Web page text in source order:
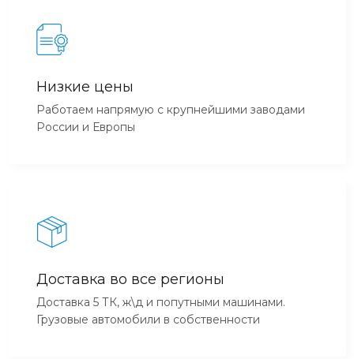
Низкие цены
Работаем напрямую с крупнейшими заводами
России и Европы
Доставка во все регионы
Доставка 5 ТК, ж\д и попутными машинами.
Грузовые автомобили в собственности